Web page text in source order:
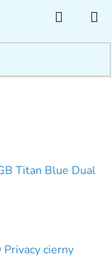
KOŠÍK
14T
Titan Blue Dual
cierny